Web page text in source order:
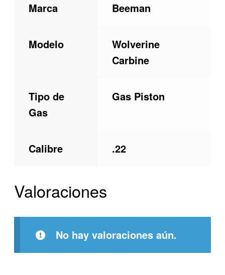
Marca Beeman
Modelo
Wolverine
Carbine
Tipo de
Gas
Gas Piston
Calibre .22
Valoraciones
No hay valoraciones aún.